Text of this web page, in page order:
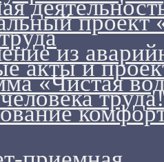
проект
из
акты и
«Чистая
труда!